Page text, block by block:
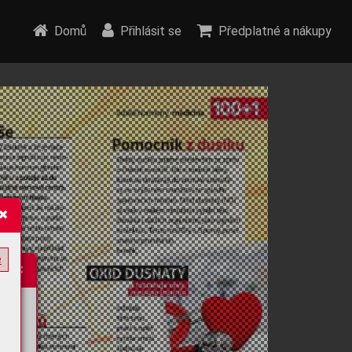
Domů Přihlásit se Předplatné a nákupy